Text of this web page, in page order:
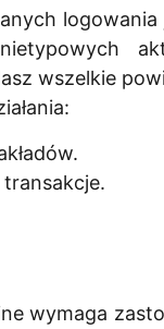
wszelkie
wymaga